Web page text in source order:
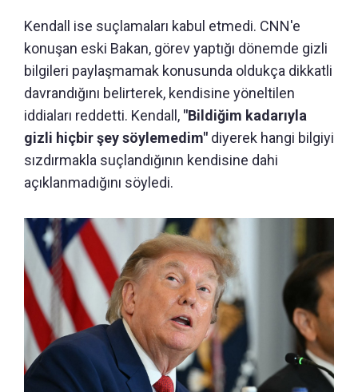
Kendall ise suçlamaları kabul etmedi. CNN'e
konuşan eski Bakan, görev yaptığı dönemde gizli
bilgileri paylaşmamak konusunda oldukça dikkatli
davrandığını belirterek, kendisine yöneltilen
iddiaları reddetti. Kendall, "Bildiğim kadarıyla
gizli hiçbir şey söylemedim" diyerek hangi bilgiyi
sızdırmakla suçlandığının kendisine dahi
açıklanmadığını söyledi.